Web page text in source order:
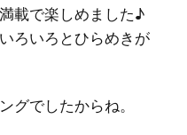
載で楽しめました♪
ろいろとひらめきが
グでしたからね。